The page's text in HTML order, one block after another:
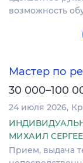
возможность
Мастер по
30 000–100
24 июля 2026
МИХАИЛ
Прием, выдача